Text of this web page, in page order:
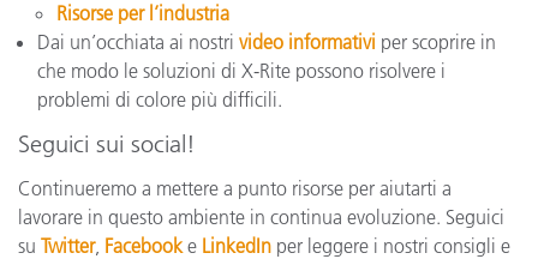
Risorse per l’industria
Dai un’occhiata ai nostri video informativi per scoprire in
che modo le soluzioni di X-Rite possono risolvere i
problemi di colore più difficili.
Seguici sui social!
Continueremo a mettere a punto risorse per aiutarti a
lavorare in questo ambiente in continua evoluzione. Seguici
su Twitter, Facebooke LinkedIn per leggere i nostri consigli e